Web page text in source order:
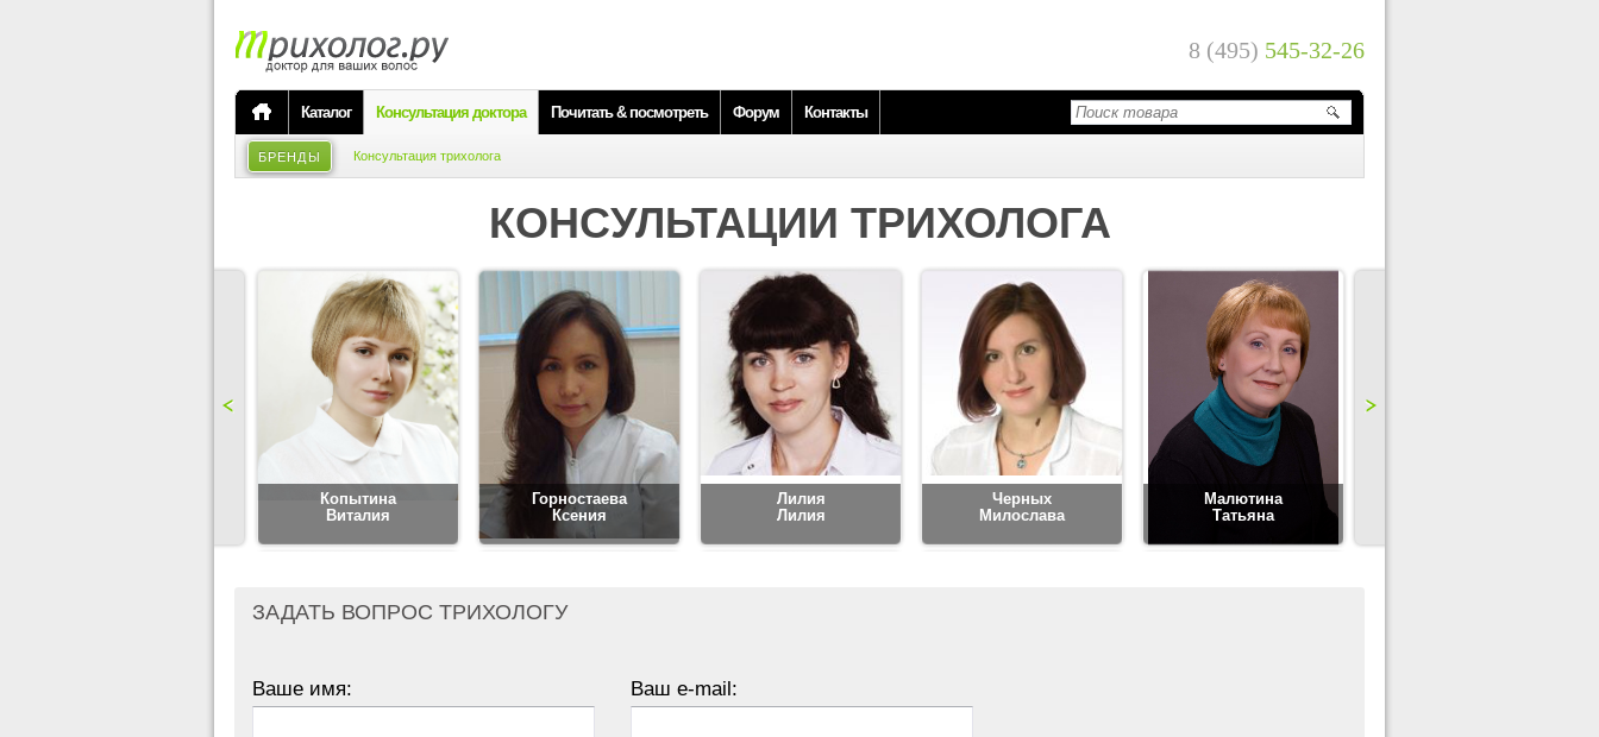
8 (495) 545-32-26
Каталог Консультация доктора Почитать & посмотреть Форум Контакты
БРЕНДЫ Консультация трихолога
КОНСУЛЬТАЦИИ ТРИХОЛОГА
Копытина
Виталия
Горностаева
Ксения
Лилия
Лилия
Черных
Милослава
Малютина
Татьяна
ЗАДАТЬ ВОПРОС ТРИХОЛОГУ
Ваше имя: Ваш e-mail: